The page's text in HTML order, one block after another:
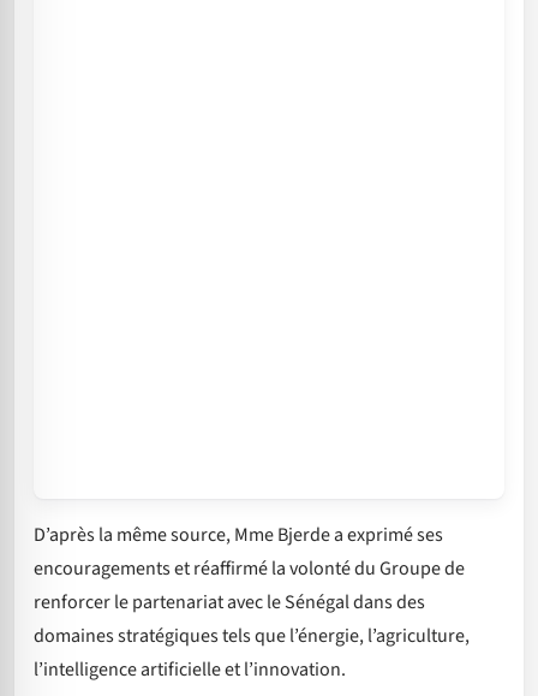
D’après la même source, Mme Bjerde a exprimé ses
encouragements et réaffirmé la volonté du Groupe de
renforcer le partenariat avec le Sénégal dans des
domaines stratégiques tels que l’énergie, l’agriculture,
l’intelligence artificielle et l’innovation.